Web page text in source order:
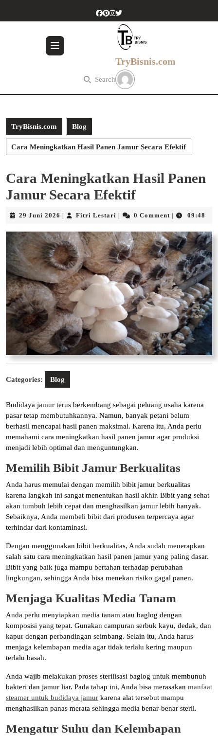
TryBisnis.com
Search
TryBisnis.com Blog
Cara Meningkatkan Hasil Panen Jamur Secara Efektif
Cara Meningkatkan Hasil Panen
Jamur Secara Efektif
29 Juni 2026 29
2026
Fitri Lestari Fitri 0 Comment 09:48
Categories: Blog
Budidaya jamur terus berkembang sebagai peluang usaha karena
pasar tetap membutuhkannya. Namun, banyak petani belum
berhasil mencapai hasil panen maksimal. Karena itu, Anda perlu
memahami cara meningkatkan hasil panen jamur agar produksi
menjadi lebih optimal dan menguntungkan.
Memilih Bibit Jamur Berkualitas
Anda harus memulai dengan memilih bibit jamur berkualitas
karena langkah ini sangat menentukan hasil akhir. Bibit yang sehat
akan tumbuh lebih cepat dan menghasilkan jamur lebih banyak.
Sebaiknya, Anda membeli bibit dari produsen terpercaya agar
terhindar dari kontaminasi.
Dengan menggunakan bibit berkualitas, Anda sudah menerapkan
salah satu cara meningkatkan hasil panen jamur yang paling dasar.
Bibit yang baik juga mampu bertahan terhadap perubahan
lingkungan, sehingga Anda bisa menekan risiko gagal panen.
Menjaga Kualitas Media Tanam
Anda perlu menyiapkan media tanam atau baglog dengan
komposisi yang tepat. Gunakan campuran serbuk kayu, dedak, dan
kapur dengan perbandingan seimbang. Selain itu, Anda harus
menjaga kelembapan media agar tidak terlalu kering maupun
terlalu basah.
Anda wajib melakukan proses sterilisasi baglog untuk membunuh
bakteri dan jamur liar. Pada tahap ini, Anda bisa merasakan manfaat
steamer untuk budidaya jamur karena alat tersebut mampu
menghasilkan panas merata sehingga media benar-benar steril.
Mengatur Suhu dan Kelembapan